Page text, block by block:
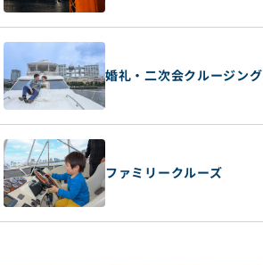
婚礼・二次会クルージング
ファミリークルーズ